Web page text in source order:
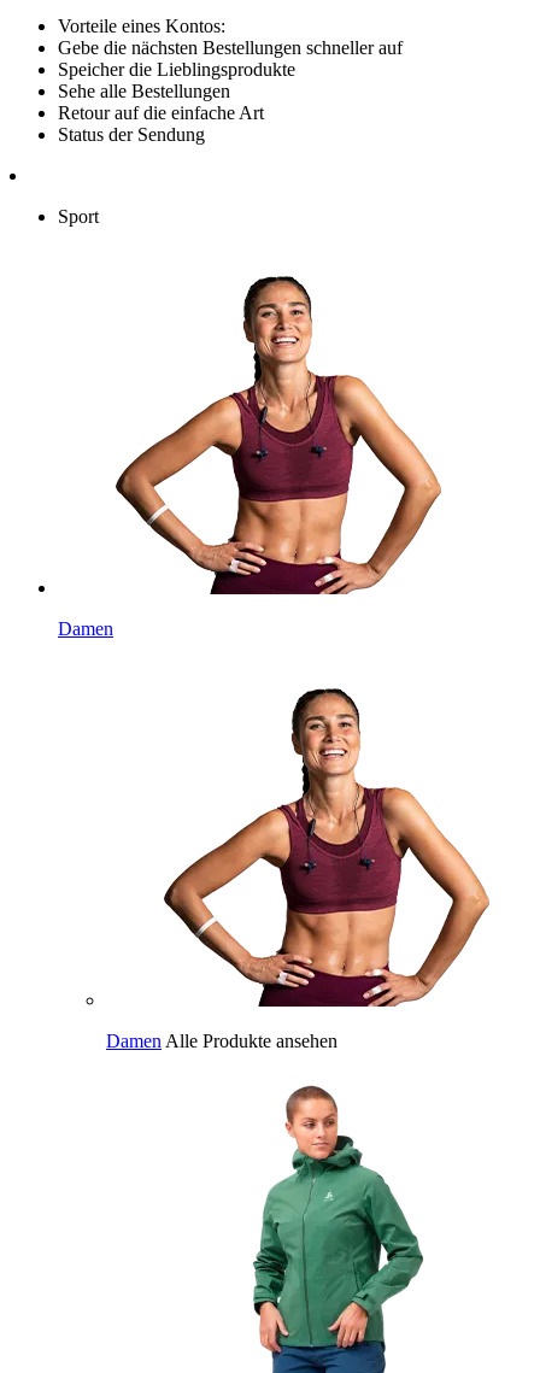
Vorteile eines Kontos:
Gebe die nächsten Bestellungen schneller auf
Speicher die Lieblingsprodukte
Sehe alle Bestellungen
Retour auf die einfache Art
Status der Sendung
Sport
Damen
Damen Alle Produkte ansehen